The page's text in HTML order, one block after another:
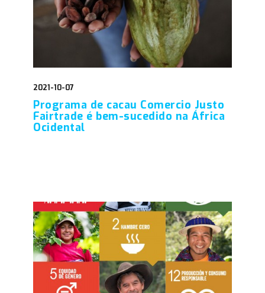
2021-10-07
Programa de cacau Comercio Justo
Fairtrade é bem-sucedido na África
Ocidental